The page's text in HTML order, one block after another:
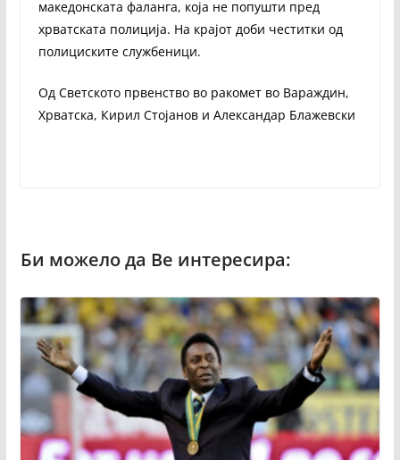
македонската фаланга, која не попушти пред
хрватската полиција. На крајот доби честитки од
полициските службеници.
Од Светското првенство во ракомет во Вараждин,
Хрватска, Кирил Стојанов и Александар Блажевски